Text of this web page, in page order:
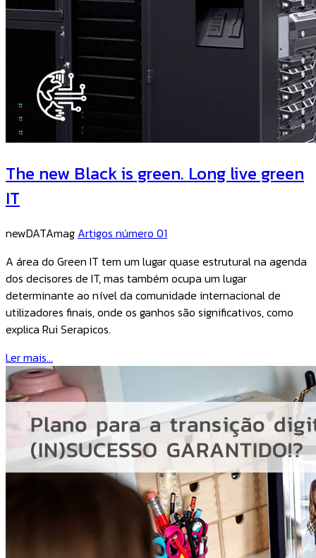
The new Black is green. Long live green
IT
newDATAmag Artigos número 01
A área do Green IT tem um lugar quase estrutural na agenda
dos decisores de IT, mas também ocupa um lugar
determinante ao nível da comunidade internacional de
utilizadores finais, onde os ganhos são significativos, como
explica Rui Serapicos.
Ler mais...